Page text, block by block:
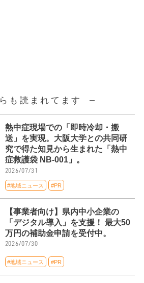
も読まれてます
熱中症現場での「即時冷却・搬
送」を実現。大阪大学との共同研
究で得た知見から生まれた「熱中
症救護袋 NB-001」。
2026/07/31
#地域ニュース #PR
【事業者向け】県内中小企業の
「デジタル導入」を支援！ 最大50
万円の補助金申請を受付中。
2026/07/30
#地域ニュース #PR